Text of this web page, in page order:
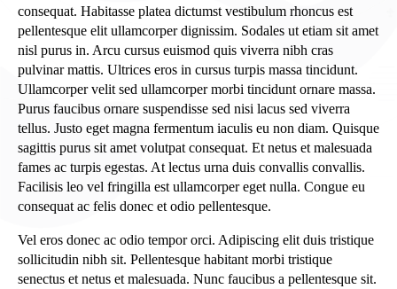
consequat. Habitasse platea dictumst vestibulum rhoncus est
pellentesque elit ullamcorper dignissim. Sodales ut etiam sit amet
nisl purus in. Arcu cursus euismod quis viverra nibh cras
pulvinar mattis. Ultrices eros in cursus turpis massa tincidunt.
Ullamcorper velit sed ullamcorper morbi tincidunt ornare massa.
Purus faucibus ornare suspendisse sed nisi lacus sed viverra
tellus. Justo eget magna fermentum iaculis eu non diam. Quisque
sagittis purus sit amet volutpat consequat. Et netus et malesuada
fames ac turpis egestas. At lectus urna duis convallis convallis.
Facilisis leo vel fringilla est ullamcorper eget nulla. Congue eu
consequat ac felis donec et odio pellentesque.
Vel eros donec ac odio tempor orci. Adipiscing elit duis tristique
sollicitudin nibh sit. Pellentesque habitant morbi tristique
senectus et netus et malesuada. Nunc faucibus a pellentesque sit.